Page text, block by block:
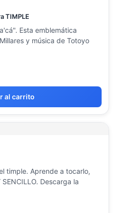
TIMPLE
Esta emblemática
y música de Totoyo
al carrito
timple. Aprende a tocarlo,
Descarga la